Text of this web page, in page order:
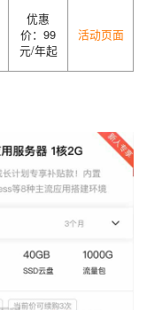
优惠
价：99
元/年起
活动页面